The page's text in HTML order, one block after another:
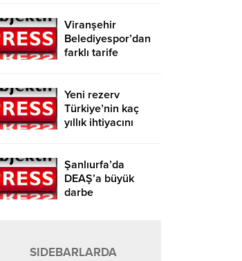
Viranşehir
Belediyespor’dan
farklı tarife
Yeni rezerv
Türkiye’nin kaç
yıllık ihtiyacını
Şanlıurfa’da
DEAŞ’a büyük
darbe
SIDEBARLARDA